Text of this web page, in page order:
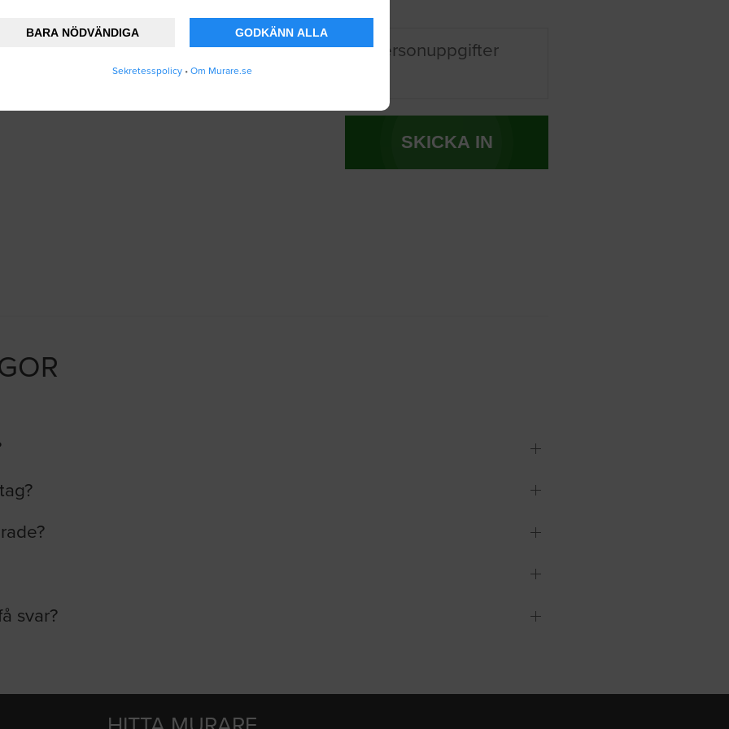
BARA NÖDVÄNDIGA GODKÄNN ALLA
Sekretesspolicy • Om Murare.se
att Murare.se lagrar och använder mina personuppgifter
.
SKICKA IN
svar?